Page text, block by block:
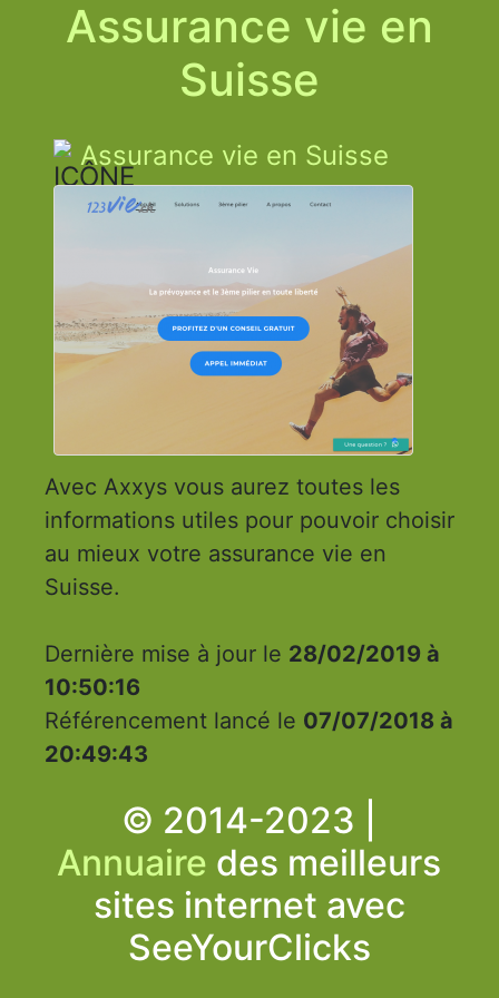
Assurance vie en
Suisse
Assurance vie en Suisse
Avec Axxys vous aurez toutes les
informations utiles pour pouvoir choisir
au mieux votre assurance vie en
Suisse.
Dernière mise à jour le 28/02/2019 à
10:50:16
Référencement lancé le 07/07/2018 à
20:49:43
© 2014-2023 |
Annuaire des meilleurs
sites internet avec
SeeYourClicks